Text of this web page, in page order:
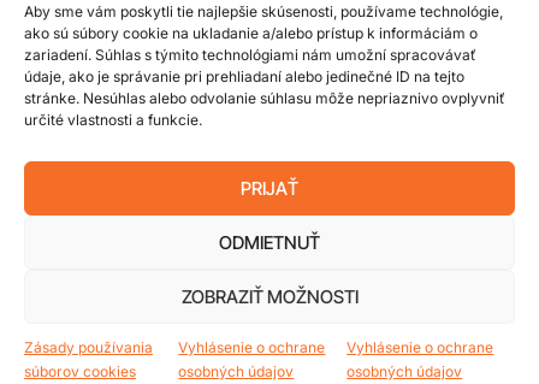
Aby sme vám poskytli tie najlepšie skúsenosti, používame technológie,
ako sú súbory cookie na ukladanie a/alebo prístup k informáciám o
zariadení. Súhlas s týmito technológiami nám umožní spracovávať
údaje, ako je správanie pri prehliadaní alebo jedinečné ID na tejto
stránke. Nesúhlas alebo odvolanie súhlasu môže nepriaznivo ovplyvniť
určité vlastnosti a funkcie.
PRIJAŤ
ODMIETNUŤ
ZOBRAZIŤ MOŽNOSTI
Zásady používania
súborov cookies
Vyhlásenie o ochrane
osobných údajov
Vyhlásenie o ochrane
osobných údajov